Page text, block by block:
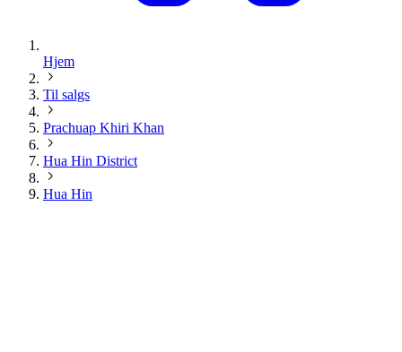
Hjem
Til salgs
Prachuap Khiri Khan
Hua Hin District
Hua Hin